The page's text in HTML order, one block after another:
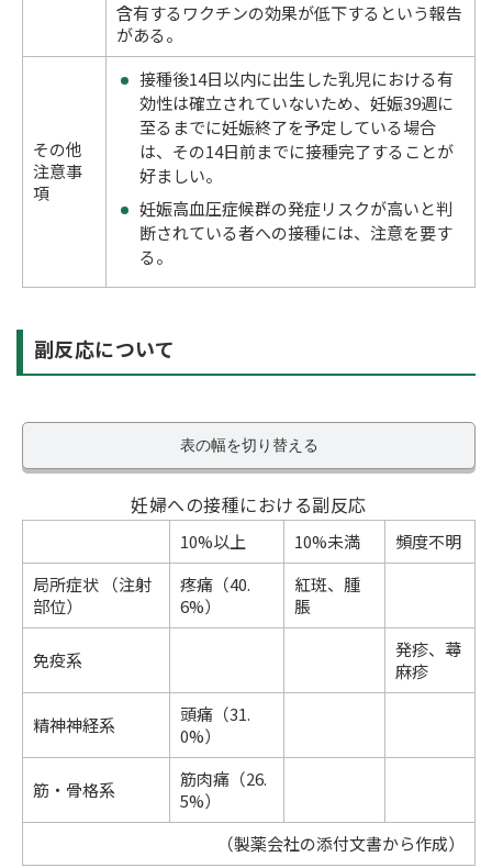
含有するワクチンの効果が低下するという報告
がある。
その他
注意事
項
接種後14日以内に出生した乳児における有
効性は確立されていないため、妊娠39週に
至るまでに妊娠終了を予定している場合
は、その14日前までに接種完了することが
好ましい。
妊娠高血圧症候群の発症リスクが高いと判
断されている者への接種には、注意を要す
る。
副反応について
表の幅を切り替える
妊婦への接種における副反応
10%以上 10%未満
頻度不明
局所症状 （注射
部位）
疼痛（40.
6%）
紅斑、腫
脹
免疫系
発疹、蕁
麻疹
精神神経系
頭痛（31.
0%）
筋・骨格系
筋肉痛（26.
5%）
（製薬会社の添付文書から作成）